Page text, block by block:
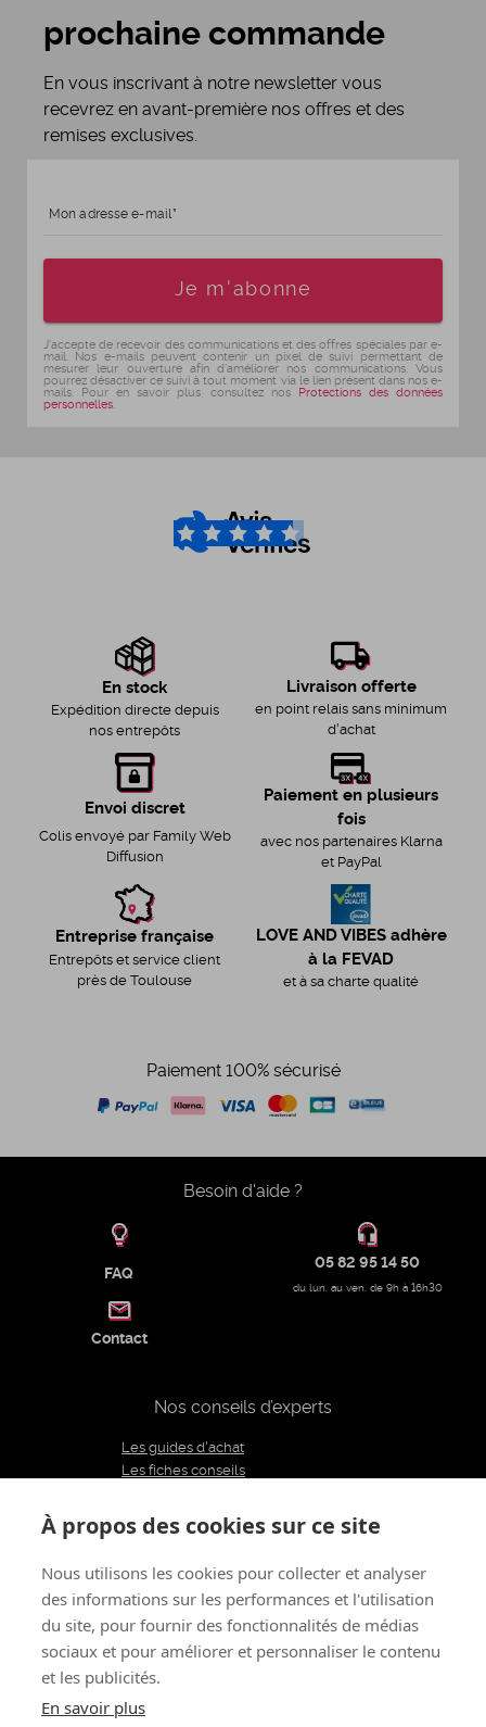
prochaine commande
En vous inscrivant à notre newsletter vous
recevrez en avant-première nos offres et des
remises exclusives.
Mon adresse e-mail
Je m'abonne
J'accepte de recevoir des communications et des offres spéciales par e-
mail. Nos e-mails peuvent contenir un pixel de suivi permettant de
mesurer leur ouverture afin d'améliorer nos communications. Vous
pourrez désactiver ce suivi à tout moment via le lien présent dans nos e-
mails. Pour en savoir plus, consultez nos Protections des données
personnelles
4.6/5
En stock
Expédition directe depuis
nos entrepôts
Livraison offerte
en point relais sans minimum
d'achat
Envoi discret
Colis envoyé par Family Web
Diffusion
Paiement en plusieurs
fois
avec nos partenaires Klarna
et PayPal
Entreprise française
Entrepôts et service client
près de Toulouse
LOVE AND VIBES adhère
à la FEVAD
et à sa charte qualité
Paiement 100% sécurisé
Besoin d'aide ?
FAQ
05 82 95 14 50
du lun. au ven. de 9h à 16h30
Contact
Nos conseils d’experts
Les guides d'achat
Les fiches conseils
Le blog
Restons connectés
CGV Mentions légales - CGU
À propos des cookies sur ce site
Nous utilisons les cookies pour collecter et analyser
des informations sur les performances et l'utilisation
du site, pour fournir des fonctionnalités de médias
sociaux et pour améliorer et personnaliser le contenu
et les publicités.
En savoir plus